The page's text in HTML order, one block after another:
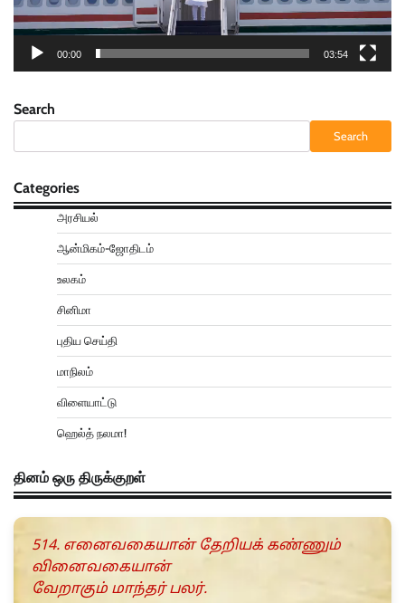
00:00 03:54
Search
Search
Categories
அரசியல்
ஆன்மிகம்-ஜோதிடம்
உலகம்
சினிமா
புதிய செய்தி
மாநிலம்
விளையாட்டு
ஹெல்த் நலமா!
தினம் ஒரு திருக்குறள்
514. எனைவகையான் தேறியக் கண்ணும்
வினைவகையான்
வேறாகும் மாந்தர் பலர்.